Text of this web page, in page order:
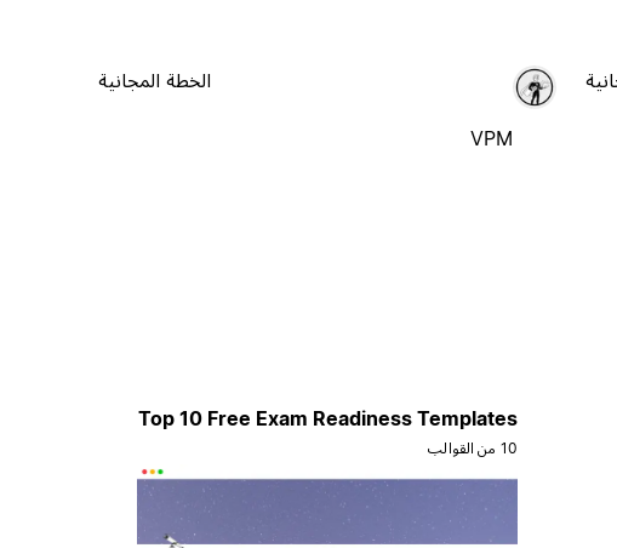
VPM
الخطة المجانية
Top 10 Free Exam Readiness Templates
10 من القوالب